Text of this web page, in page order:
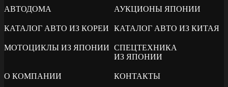
АВТОДОМА АУКЦИОНЫ ЯПОНИИ
КАТАЛОГ АВТО ИЗ КОРЕИ КАТАЛОГ АВТО ИЗ КИТАЯ
МОТОЦИКЛЫ ИЗ ЯПОНИИ СПЕЦТЕХНИКА
ИЗ ЯПОНИИ
О КОМПАНИИ КОНТАКТЫ